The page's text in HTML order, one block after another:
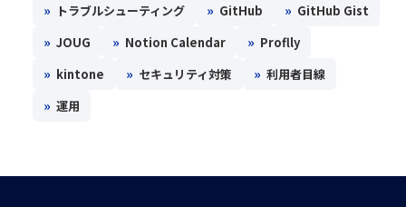
» トラブルシューティング » GitHub » GitHub Gist
» JOUG » Notion Calendar » Proflly
» kintone » セキュリティ対策 » 利用者目線
» 運用